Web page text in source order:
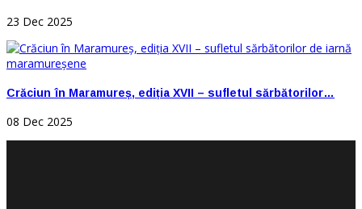
23 Dec 2025
Crăciun în Maramureș, ediția XVII – sufletul sărbătorilor…
08 Dec 2025